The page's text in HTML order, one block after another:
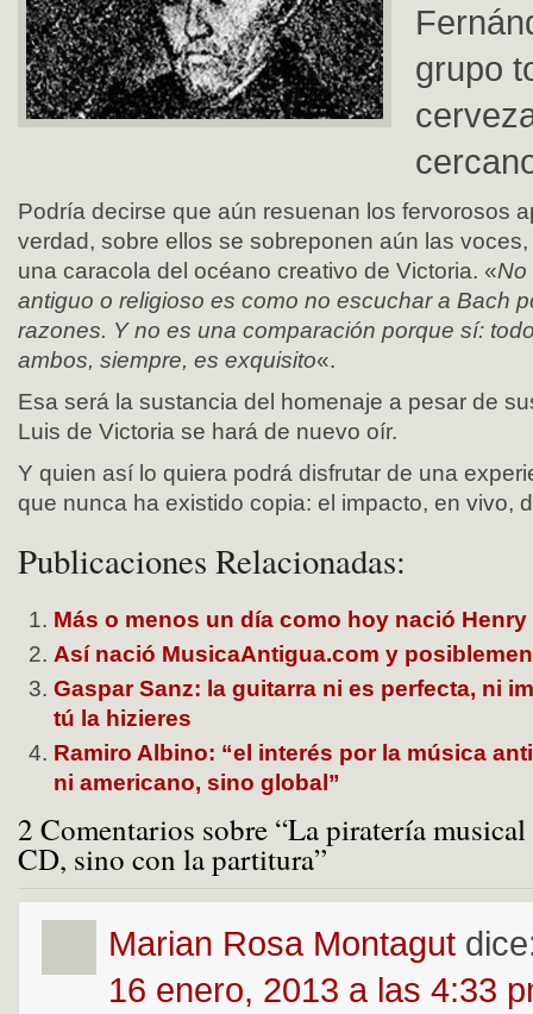
grupo
Podría decirse que aún resuenan los fervorosos
verdad, sobre ellos se sobreponen aún las
una caracola del océano creativo de Victoria. «No
antiguo o religioso es como no escuchar a Bach
razones. Y no es una comparación porque sí:
ambos, siempre, es exquisito«.
Esa será la sustancia del homenaje a pesar de
Luis de Victoria se hará de nuevo oír.
Y quien así lo quiera podrá disfrutar de una
que nunca ha existido copia: el impacto, en vivo,
Publicaciones Relacionadas:
Más o menos un día como hoy nació
Así nació MusicaAntigua.com y
Gaspar Sanz: la guitarra ni es perfecta, ni
tú la hizieres
Ramiro Albino: “el interés por la música
ni americano, sino global”
2 Comentarios sobre “La piratería
CD, sino con la partitura”
Marian Rosa Montagut
16 enero, 2013 a las 4:33